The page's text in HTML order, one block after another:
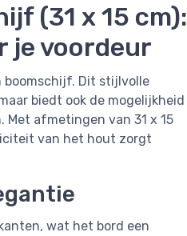
(31 x 15 cm):
je voordeur
boomschijf. Dit stijlvolle
biedt ook de mogelijkheid
Met afmetingen van 31 x 15
van het hout zorgt
wat het bord een